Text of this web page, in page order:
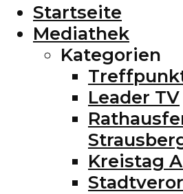
Startseite
Mediathek
Kategorien
Leader TV
Kreistag